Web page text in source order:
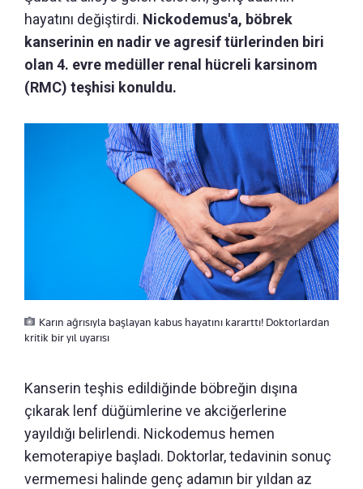
hayatını değiştirdi. Nickodemus'a, böbrek
kanserinin en nadir ve agresif türlerinden biri
olan 4. evre medüller renal hücreli karsinom
(RMC) teşhisi konuldu.
Karın ağrısıyla başlayan kabus hayatını kararttı! Doktorlardan
kritik bir yıl uyarısı
Kanserin teşhis edildiğinde böbreğin dışına
çıkarak lenf düğümlerine ve akciğerlerine
yayıldığı belirlendi. Nickodemus hemen
kemoterapiye başladı. Doktorlar, tedavinin sonuç
vermemesi halinde genç adamın bir yıldan az